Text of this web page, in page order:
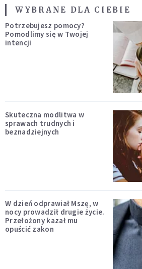
WYBRANE DLA CIEBIE
Potrzebujesz pomocy?
Pomodlimy się w Twojej
intencji
Skuteczna modlitwa w
sprawach trudnych i
beznadziejnych
W dzień odprawiał Mszę, w
nocy prowadził drugie życie.
Przełożony kazał mu
opuścić zakon